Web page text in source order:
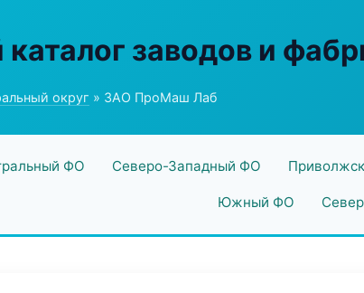
заводов и
округ » ЗАО ПроМаш Лаб
ФО Северо-Западный ФО
Южный ФО